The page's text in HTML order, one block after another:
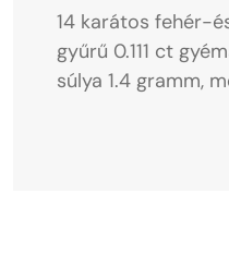
14 karátos fehér-
gyűrű 0.111 ct
súlya 1.4 gramm,